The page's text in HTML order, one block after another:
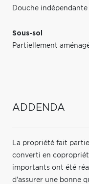
Douche indépendante
Sous-sol
Partiellement
ADDENDA
La propriété fait
converti en
importants ont été
d'assurer une bonne